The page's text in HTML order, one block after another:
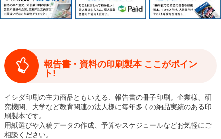
報告書・資料の印刷製本 ここがポイン
ト!
イシダ印刷の主力商品ともいえる、報告書の冊子印刷。企業様、研
究機関、大学など教育関連の法人様に毎年多くの納品実績のある印
刷製本です。
用紙選びや入稿データの作成、予算やスケジュールなどお気軽にご
相談ください。